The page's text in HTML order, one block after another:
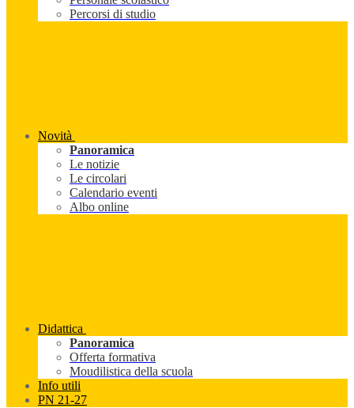
Percorsi di studio
Novità
Panoramica
Le notizie
Le circolari
Calendario eventi
Albo online
Didattica
Panoramica
Offerta formativa
Moudilistica della scuola
Info utili
PN 21-27